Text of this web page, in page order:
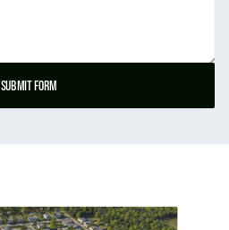
Submit form